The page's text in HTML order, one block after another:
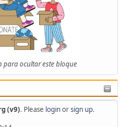
para ocultar este bloque
(v9). Please loginorsign up.